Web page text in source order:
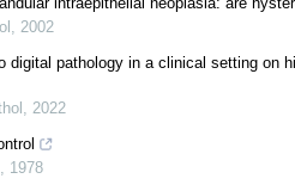
, 2002
digital pathology in a clinical setting on
, 2022
, 1978